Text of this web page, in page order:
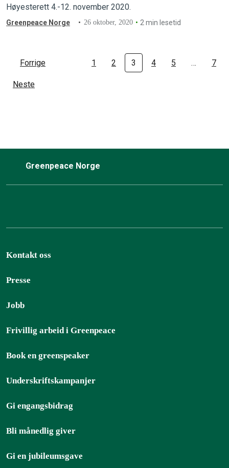
Høyesterett 4.-12. november 2020.
Greenpeace Norge 26 oktober, 2020 2 min lesetid
Forrige 1 2 3 4 5 … 7
Neste
Greenpeace Norge
Kontakt oss
Presse
Jobb
Frivillig arbeid i Greenpeace
Book en greenspeaker
Underskriftskampanjer
Gi engangsbidrag
Bli månedlig giver
Gi en jubileumsgave